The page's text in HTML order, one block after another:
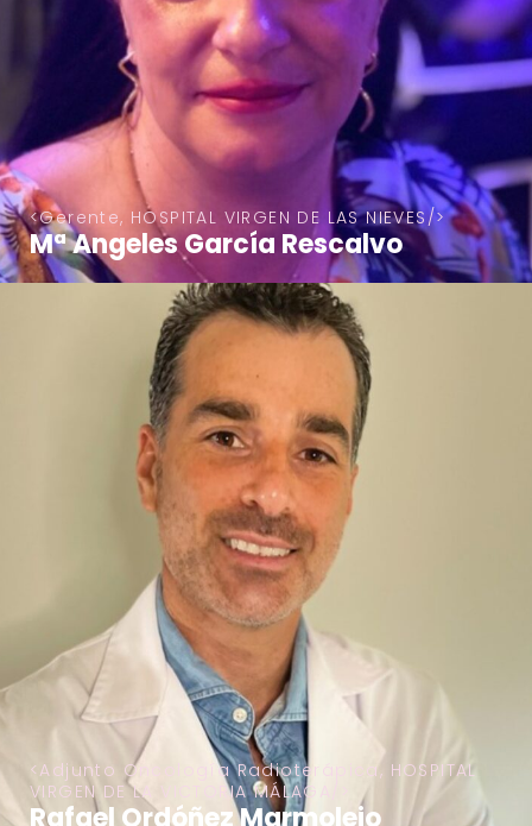
Gerente, HOSPITAL VIRGEN DE LAS NIEVES
Mª Angeles García Rescalvo
Adjunto Oncología Radioterápica, HOSPITAL
VIRGEN DE LA VICTORIA MÁLAGA
Rafael Ordóñez Marmolejo